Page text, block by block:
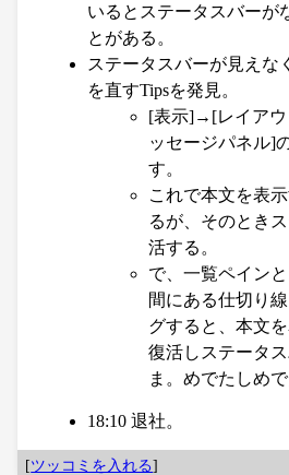
いるとステータスバーが
とがある。
ステータスバーが見えな
を直すTipsを発見。
[表示]→[レイアウ
ッセージパネル]
す。
これで本文を表
るが、そのとき
活する。
で、一覧ペイン
間にある仕切り
グすると、本文
復活しステータ
ま。めでたしめで
18:10 退社。
[ツッコミを入れる]